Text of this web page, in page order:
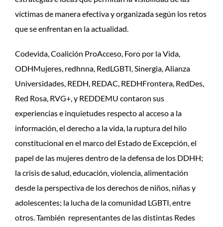
víctimas de manera efectiva y organizada según los retos
que se enfrentan en la actualidad.
Codevida, Coalición ProAcceso, Foro por la Vida,
ODHMujeres, redhnna, RedLGBTI, Sinergia, Alianza
Universidades, REDH, REDAC, REDHFrontera, RedDes,
Red Rosa, RVG+, y REDDEMU contaron sus
experiencias e inquietudes respecto al acceso a la
información, el derecho a la vida, la ruptura del hilo
constitucional en el marco del Estado de Excepción, el
papel de las mujeres dentro de la defensa de los DDHH;
la crisis de salud, educación, violencia, alimentación
desde la perspectiva de los derechos de niños, niñas y
adolescentes; la lucha de la comunidad LGBTI, entre
otros. También representantes de las distintas Redes